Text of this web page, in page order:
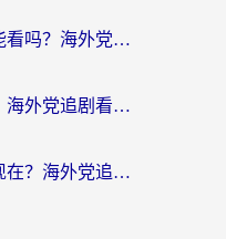
腾讯缓存的视频在国外能看吗？海外党追剧看片的终极解决方案
国外看不了咪咕直播吗？海外党追剧看片的加速器选择指南
国外能看中央电视台吗现在？海外党追剧看央视的实用指南